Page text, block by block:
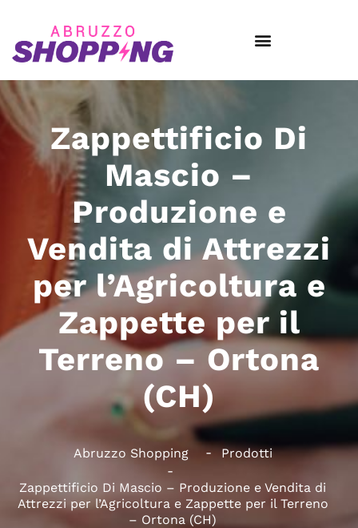
Zappettificio Di
Mascio –
Produzione e
Vendita di Attrezzi
per l’Agricoltura e
Zappette per il
Terreno – Ortona
(CH)
Abruzzo Shopping Prodotti
Zappettificio Di Mascio – Produzione e Vendita di
Attrezzi per l’Agricoltura e Zappette per il Terreno
– Ortona (CH)